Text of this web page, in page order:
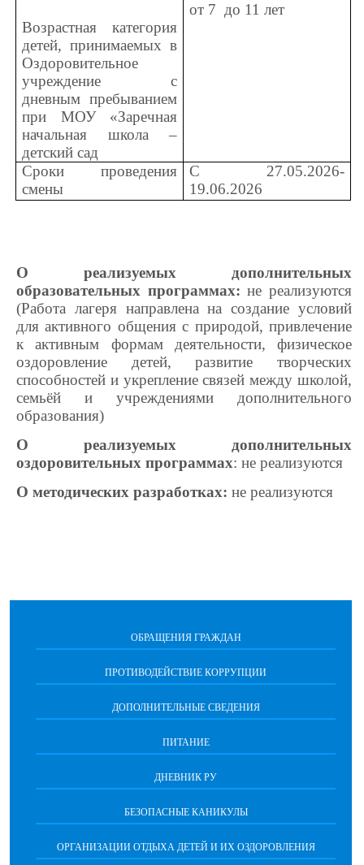
Возрастная категория
детей, принимаемых в
Оздоровительное
учреждение с
дневным пребыванием
при МОУ «Заречная
начальная школа –
детский сад
от 7 до 11 лет
Сроки проведения
смены
С 27.05.2026-
19.06.2026
О реализуемых дополнительных
образовательных программах: не реализуются
(Работа лагеря направлена на создание условий
для активного общения с природой, привлечение
к активным формам деятельности, физическое
оздоровление детей, развитие творческих
способностей и укрепление связей между школой,
семьёй и учреждениями дополнительного
образования)
О реализуемых дополнительных
оздоровительных программах: не реализуются
О методических разработках: не реализуются
ОБРАЩЕНИЯ ГРАЖДАН
ПРОТИВОДЕЙСТВИЕ КОРРУПЦИИ
ДОПОЛНИТЕЛЬНЫЕ СВЕДЕНИЯ
ПИТАНИЕ
ДНЕВНИК РУ
БЕЗОПАСНЫЕ КАНИКУЛЫ
ОРГАНИЗАЦИИ ОТДЫХА ДЕТЕЙ И ИХ ОЗДОРОВЛЕНИЯ